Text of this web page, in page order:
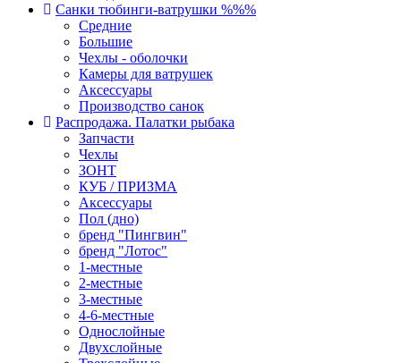
Санки тюбинги-ватрушки %%%
Средние
Большие
Чехлы - оболочки
Камеры для ватрушек
Аксессуары
Производство санок
Распродажа. Палатки рыбака
Запчасти
Чехлы
ЗОНТ
КУБ / ПРИЗМА
Аксессуары
Пол (дно)
бренд "Пингвин"
бренд "Лотос"
1-местные
2-местные
3-местные
4-6-местные
Однослойные
Двухслойные